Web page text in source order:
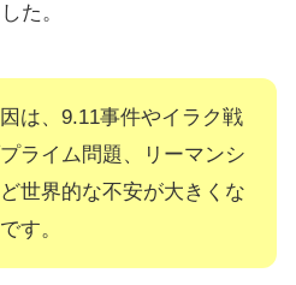
た。
は、9.11事件やイラク戦
ライム問題、リーマンシ
世界的な不安が大きくな
す。